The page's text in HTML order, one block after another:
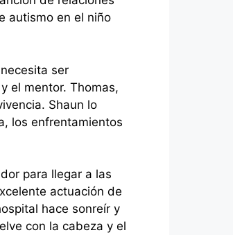
autismo en el niño
ser
el mentor. Thomas,
Shaun lo
los enfrentamientos
para llegar a las
actuación de
hace sonreír y
con la cabeza y el